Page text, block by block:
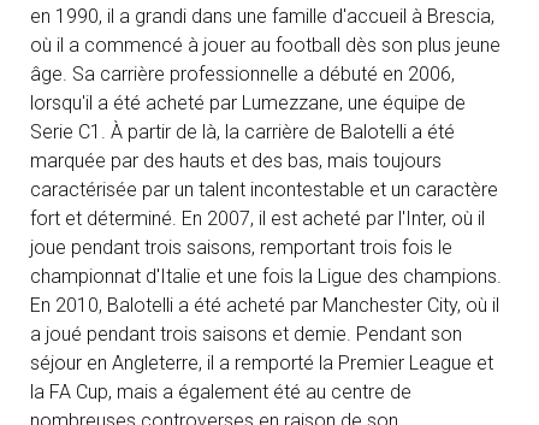
en 1990, il a grandi dans une famille d'accueil à Brescia,
où il a commencé à jouer au football dès son plus jeune
âge. Sa carrière professionnelle a débuté en 2006,
lorsqu'il a été acheté par Lumezzane, une équipe de
Serie C1. À partir de là, la carrière de Balotelli a été
marquée par des hauts et des bas, mais toujours
caractérisée par un talent incontestable et un caractère
fort et déterminé. En 2007, il est acheté par l'Inter, où il
joue pendant trois saisons, remportant trois fois le
championnat d'Italie et une fois la Ligue des champions.
En 2010, Balotelli a été acheté par Manchester City, où il
a joué pendant trois saisons et demie. Pendant son
séjour en Angleterre, il a remporté la Premier League et
la FA Cup, mais a également été au centre de